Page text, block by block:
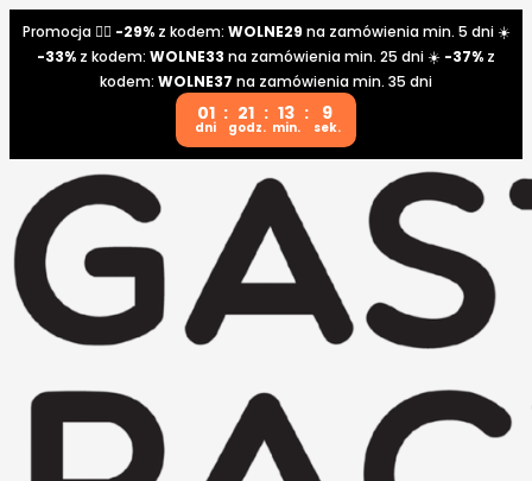
Promocja 👉🏼 -29%z kodem: WOLNE29 na zamówienia min. 5 dni ☀️
-33% z kodem: WOLNE33 na zamówienia min. 25 dni ☀️ -37% z
kodem: WOLNE37 na zamówienia min. 35 dni
01
dni
: 21
godz.
: 13
min.
: 9
sek.